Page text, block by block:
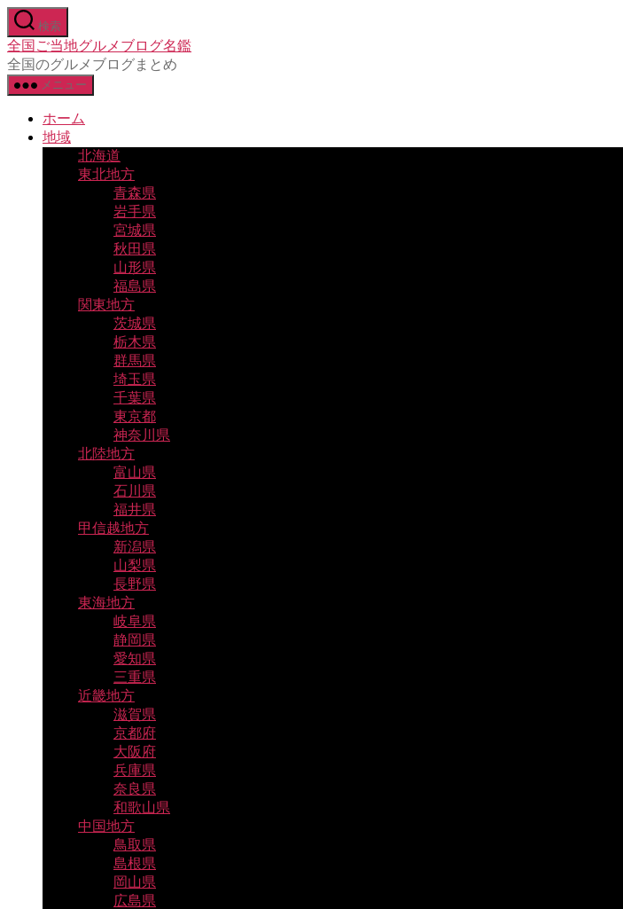
コ
ン
テ
ン
ツ
検索
全国ご当地グルメブログ名鑑
全国のグルメブログまとめ
メニュー
ホーム
地域
北海道
東北地方
青森県
岩手県
宮城県
秋田県
山形県
福島県
関東地方
茨城県
栃木県
群馬県
埼玉県
千葉県
東京都
神奈川県
北陸地方
富山県
石川県
福井県
甲信越地方
新潟県
山梨県
長野県
東海地方
岐阜県
静岡県
愛知県
三重県
近畿地方
滋賀県
京都府
大阪府
兵庫県
奈良県
和歌山県
中国地方
鳥取県
島根県
岡山県
広島県